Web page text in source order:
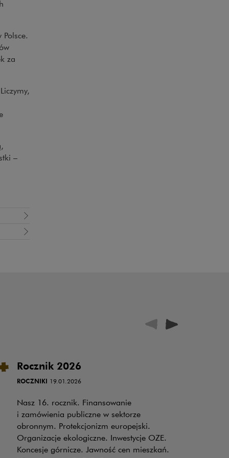
za
–
Rocznik 2026
ROCZNIKI 19.01.2026
Nasz 16. rocznik. Finansowanie
i zamówienia publiczne w sektorze
obronnym. Protekcjonizm europejski.
Organizacje ekologiczne. Inwestycje OZE.
Koncesje górnicze. Jawność cen mieszkań.